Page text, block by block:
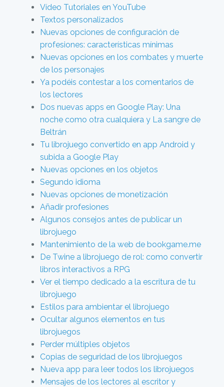
Vídeo Tutoriales en YouTube
Textos personalizados
Nuevas opciones de configuración de
profesiones: características mínimas
Nuevas opciones en los combates y muerte
de los personajes
Ya podéis contestar a los comentarios de
los lectores
Dos nuevas apps en Google Play: Una
noche como otra cualquiera y La sangre de
Beltrán
Tu librojuego convertido en app Android y
subida a Google Play
Nuevas opciones en los objetos
Segundo idioma
Nuevas opciones de monetización
Añadir profesiones
Algunos consejos antes de publicar un
librojuego
Mantenimiento de la web de bookgame.me
De Twine a librojuego de rol: como convertir
libros interactivos a RPG
Ver el tiempo dedicado a la escritura de tu
librojuego
Estilos para ambientar el librojuego
Ocultar algunos elementos en tus
librojuegos
Perder múltiples objetos
Copias de seguridad de los librojuegos
Nueva app para leer todos los librojuegos
Mensajes de los lectores al escritor y